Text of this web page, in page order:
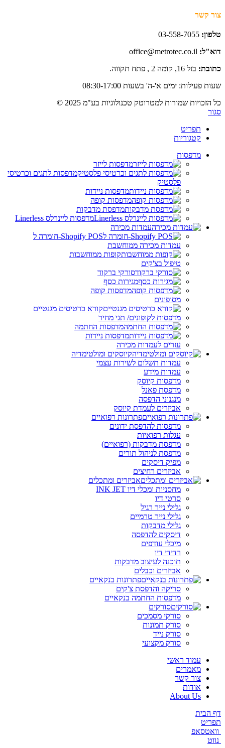
צור קשר
טלפון: 03-558-7055
דוא"ל:
כתובת: בזל 16, קומה 2 , פתח תקווה.
שעות פעילות: ימים א'-ה' בשעות 08:30-17:00
כל הזכויות שמורות למטרוטק טכנולוגיות בע"מ 2025 ©
סגור
תפריט
קטגוריות
מדפסות
מדפסות לייזר
מדפסות לתגים וכרטיסי
פלסטיק
מדפסות ניידות
מדפסות קופה
מדפסת מדבקות
מדפסות ליינרלס Linerless
עמדות מכירה
Shopify POS-חומרה ל
עמדות מכירה ממוחשבת
קופות ממוחשבות
טיפול בצ'קים
סורקי ברקוד
מגירות כסף
מדפסות קופה
מסופונים
קורא כרטיסים מגנטיים
מדפסות לקופונים/ תגי מחיר
מדפסות החתמה
מדפסות ניידות
עזרים לעמדות מכירה
קיוסקים ומולטימדיה
עמדות תשלום לשירות עצמי
עמדות מידע
מדפסות קיוסק
מדפסת פאנל
מנגנוני הדפסה
אביזרים לעמדת קיוסק
פתרונות רפואיים
מדפסות להדפסת ידונים
עגלות רפואיות
מדפסת מדבקות (רפואיים)
מדפסת לניהול תורים
מפיק דיסקים
אביזרים רחיצים
אביזרים ומתכלים
מחסניות ומכלי דיו INK JET
סרטי דיו
גלילי נייר רגיל
גלילי נייר טרמיים
גלילי מדבקות
דיסקים להדפסה
מיכלי עודפים
רדידי דיו
תוכנה לעיצוב מדבקות
אביזרים וכבלים
פתרונות בנקאיים
סריקה והדפסת צ'קים
מדפסות החתמה בנקאיים
סורקים
סורקי מסמכים
סורק תמונות
סורק נייד
סורק מקצועי
עמוד ראשי
מאמרים
צור קשר
אודות
About Us
דף הבית
תפריט
וואטסאפ
נווט